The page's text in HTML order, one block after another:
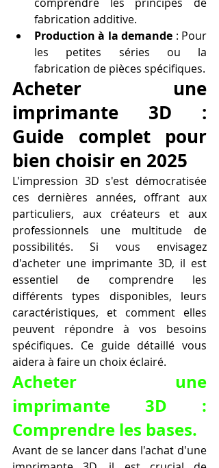
fabrication additive.
Production à la demande : Pour
les petites séries ou la
fabrication de pièces spécifiques.
Acheter une
imprimante 3D :
Guide complet pour
bien choisir en 2025
L'impression 3D s'est démocratisée
ces dernières années, offrant aux
particuliers, aux créateurs et aux
professionnels une multitude de
possibilités. Si vous envisagez
d'acheter une imprimante 3D, il est
essentiel de comprendre les
différents types disponibles, leurs
caractéristiques, et comment elles
peuvent répondre à vos besoins
spécifiques. Ce guide détaillé vous
aidera à faire un choix éclairé.
Acheter une
imprimante 3D :
Comprendre les bases.
Avant de se lancer dans l'achat d'une